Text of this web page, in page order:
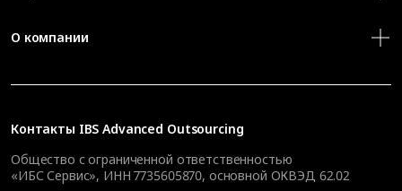
Контакты IBS Advanced Outsourcing
Общество с ограниченной ответственностью
«ИБС Сервис», ИНН 7735605870, основной ОКВЭД 62.02
О компании